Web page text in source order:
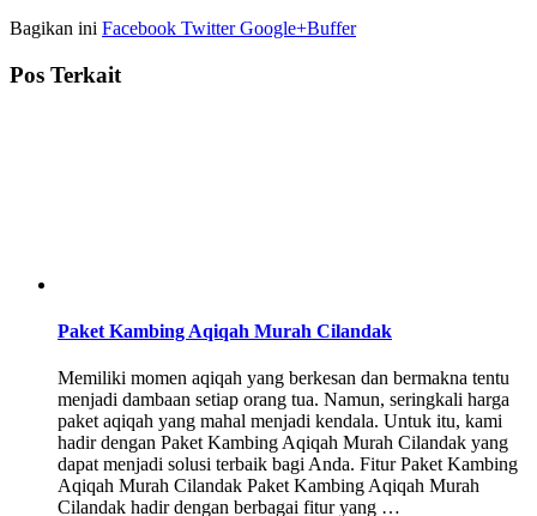
Bagikan ini Facebook TwitterGoogle+Buffer
Pos Terkait
Paket Kambing Aqiqah Murah Cilandak
Memiliki momen aqiqah yang berkesan dan bermakna tentu
menjadi dambaan setiap orang tua. Namun, seringkali harga
paket aqiqah yang mahal menjadi kendala. Untuk itu, kami
hadir dengan Paket Kambing Aqiqah Murah Cilandak yang
dapat menjadi solusi terbaik bagi Anda. Fitur Paket Kambing
Aqiqah Murah Cilandak Paket Kambing Aqiqah Murah
Cilandak hadir dengan berbagai fitur yang …